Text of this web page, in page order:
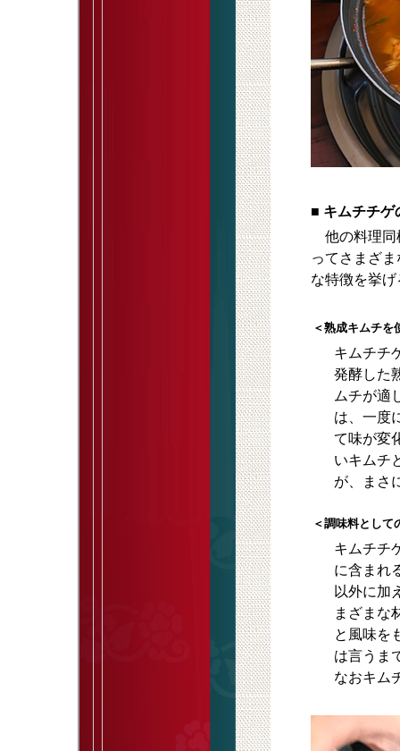
■ キムチチゲ
他の料理同
ってさまざ
な特徴を挙
＜熟成キムチを
キムチチ
発酵した
ムチが適
は、一度
て味が変
いキムチ
が、まさ
＜調味料として
キムチチ
に含まれ
以外に加
まざまな
と風味を
は言うま
なおキム